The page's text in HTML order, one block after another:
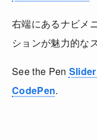
右端にあるナビメ
ションが魅力的な
See the Pen
CodePen.